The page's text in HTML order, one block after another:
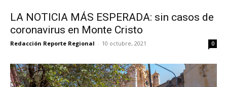
LA NOTICIA MÁS ESPERADA: sin casos de
coronavirus en Monte Cristo
Redacción Reporte Regional - 10 octubre, 2021 0